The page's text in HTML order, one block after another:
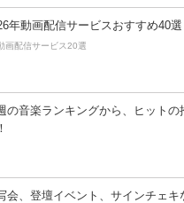
年動画配信サービスおすすめ40選
画配信サービス20選
の音楽ランキングから、ヒットの
会、登壇イベント、サインチェキ